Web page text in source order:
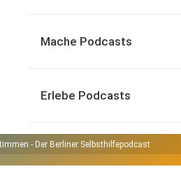
Mache Podcasts
Erlebe Podcasts
- Der Berliner Selbsthilfepodcast